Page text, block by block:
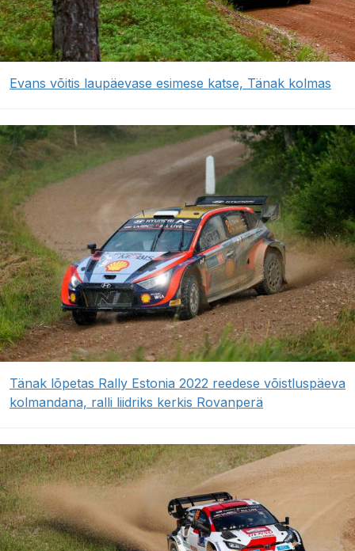
Evans võitis laupäevase esimese katse, Tänak kolmas
Tänak lõpetas Rally Estonia 2022 reedese võistluspäeva
kolmandana, ralli liidriks kerkis Rovanperä